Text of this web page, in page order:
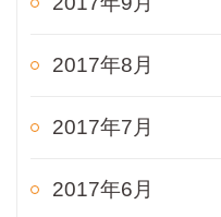
2017年8月
2017年7月
2017年6月